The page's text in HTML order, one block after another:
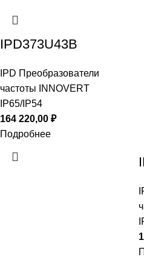
IPD373U43B
IPD Преобразователи
частоты INNOVERT
IP65/IP54
164 220,00 ₽
Подробнее